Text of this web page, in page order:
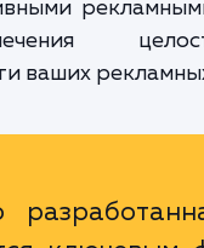
Landing Page
бренда,
так,
может